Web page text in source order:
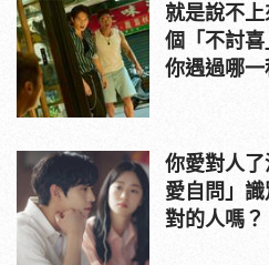
就是說不
個「不討喜
你遇過哪一
你愛對人
愛自問」
對的人嗎？